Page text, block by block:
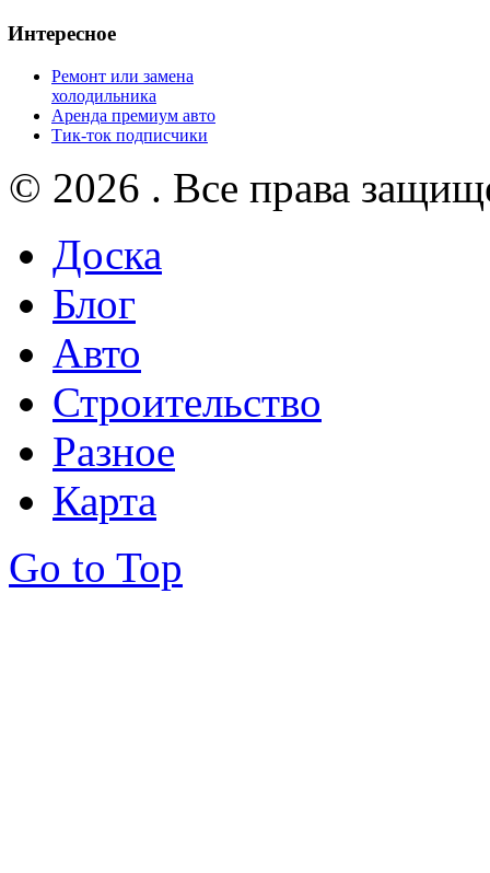
Интересное
Ремонт или замена
холодильника
Аренда премиум авто
Тик-ток подписчики
© 2026 . Все права
Доска
Блог
Авто
Строительство
Разное
Карта
Go to Top